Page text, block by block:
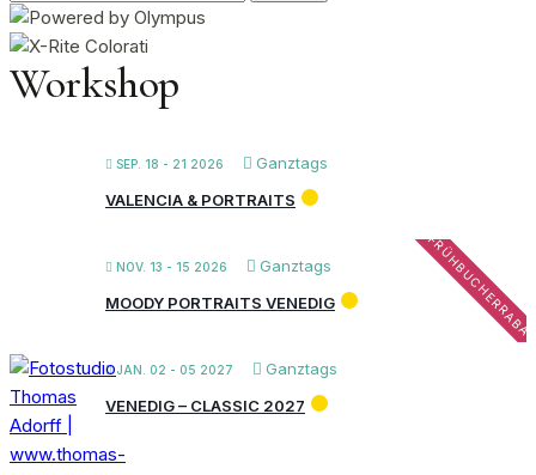
nach:
Workshop
SEP. 18 - 21 2026
Ganztags
VALENCIA & PORTRAITS
NOV. 13 - 15 2026 Ganztags
MOODY PORTRAITS VENEDIG
JAN. 02 - 05 2027
Ganztags
VENEDIG – CLASSIC 2027